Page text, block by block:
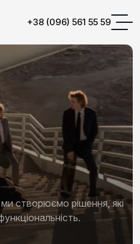
+38 (096) 561 55 59
створюємо рішення, які